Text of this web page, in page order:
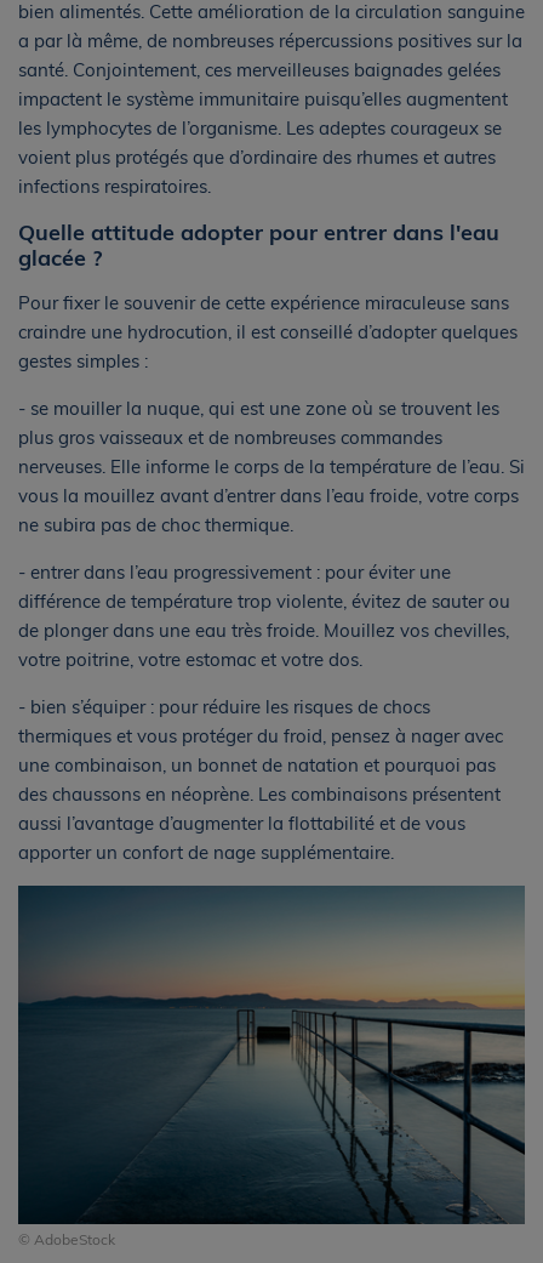
bien alimentés. Cette amélioration de la circulation sanguine
a par là même, de nombreuses répercussions positives sur la
santé. Conjointement, ces merveilleuses baignades gelées
impactent le système immunitaire puisqu’elles augmentent
les lymphocytes de l’organisme. Les adeptes courageux se
voient plus protégés que d’ordinaire des rhumes et autres
infections respiratoires.
Quelle attitude adopter pour entrer dans l'eau
glacée ?
Pour fixer le souvenir de cette expérience miraculeuse sans
craindre une hydrocution, il est conseillé d’adopter quelques
gestes simples :
- se mouiller la nuque, qui est une zone où se trouvent les
plus gros vaisseaux et de nombreuses commandes
nerveuses. Elle informe le corps de la température de l’eau. Si
vous la mouillez avant d’entrer dans l’eau froide, votre corps
ne subira pas de choc thermique.
- entrer dans l’eau progressivement : pour éviter une
différence de température trop violente, évitez de sauter ou
de plonger dans une eau très froide. Mouillez vos chevilles,
votre poitrine, votre estomac et votre dos.
- bien s’équiper : pour réduire les risques de chocs
thermiques et vous protéger du froid, pensez à nager avec
une combinaison, un bonnet de natation et pourquoi pas
des chaussons en néoprène. Les combinaisons présentent
aussi l’avantage d’augmenter la flottabilité et de vous
apporter un confort de nage supplémentaire.
© AdobeStock